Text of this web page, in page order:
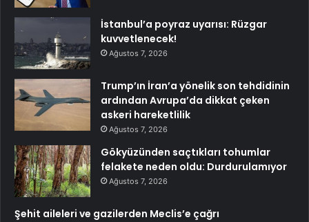
İstanbul’a poyraz uyarısı: Rüzgar
kuvvetlenecek!
Ağustos 7, 2026
Trump’ın İran’a yönelik son tehdidinin
ardından Avrupa’da dikkat çeken
askeri hareketlilik
Ağustos 7, 2026
Gökyüzünden saçtıkları tohumlar
felakete neden oldu: Durdurulamıyor
Ağustos 7, 2026
Şehit aileleri ve gazilerden Meclis’e çağrı